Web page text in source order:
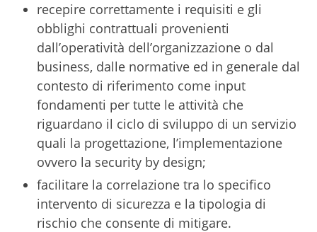
recepire correttamente i requisiti e gli
obblighi contrattuali provenienti
dall’operatività dell’organizzazione o dal
business, dalle normative ed in generale dal
contesto di riferimento come input
fondamenti per tutte le attività che
riguardano il ciclo di sviluppo di un servizio
quali la progettazione, l’implementazione
ovvero la security by design;
facilitare la correlazione tra lo specifico
intervento di sicurezza e la tipologia di
rischio che consente di mitigare.